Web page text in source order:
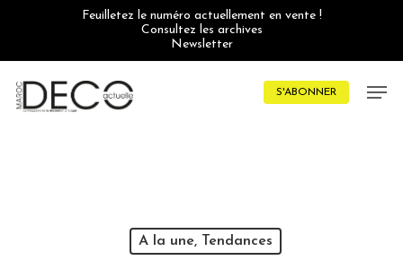
Feuilletez le numéro actuellement en vente !
Consultez les archives
Newsletter
S'ABONNER
A la une, Tendances